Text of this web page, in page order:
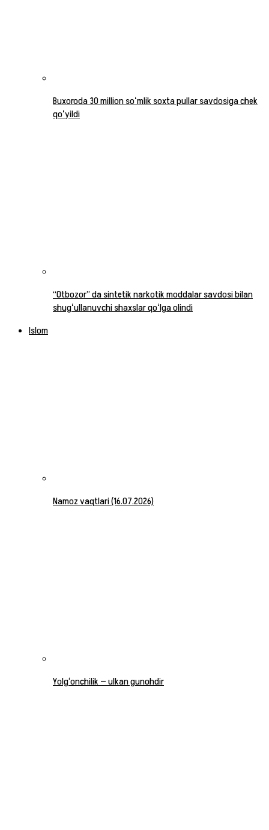
Buxoroda 30 million soʻmlik soxta pullar savdosiga chek
qoʻyildi
“Otbozor” da sintetik narkotik moddalar savdosi bilan
shugʻullanuvchi shaxslar qoʻlga olindi
Islom
Namoz vaqtlari (16.07.2026)
Yolg‘onchilik — ulkan gunohdir